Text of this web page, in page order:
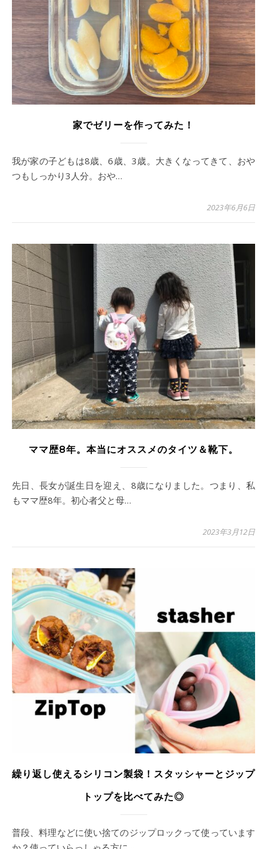
家でゼリーを作ってみた！
我が家の子どもは8歳、6歳、3歳。大きくなってきて、おや
つもしっかり3人分。おや…
2023年6月6日
ママ歴8年。本当にオススメのタイツ＆靴下。
先日、長女が誕生日を迎え、8歳になりました。つまり、私
もママ歴8年。初心者父と母…
2023年3月12日
繰り返し使えるシリコン製袋！スタッシャーとジップ
トップを比べてみた◎
普段、料理などに使い捨てのジップロックって使っています